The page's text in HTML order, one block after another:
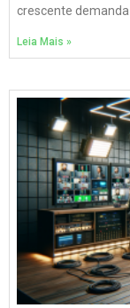
crescente
Leia Mais »